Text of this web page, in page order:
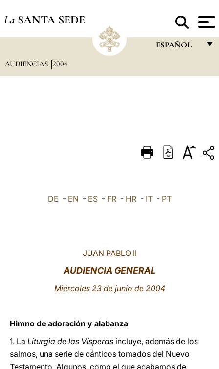
La SANTA SEDE
ESPAÑOL
DEUTSCH
العربيّة
AUDIENCIAS 2004
DE - EN - ES- FR- HR- IT- PT
JUAN PABLO II
AUDIENCIA GENERAL
Miércoles 23 de junio de 2004
Himno de adoración y alabanza
1. La Liturgia de las Vísperas incluye, además de los
salmos, una serie de cánticos tomados del Nuevo
Testamento. Algunos, como el que acabamos de